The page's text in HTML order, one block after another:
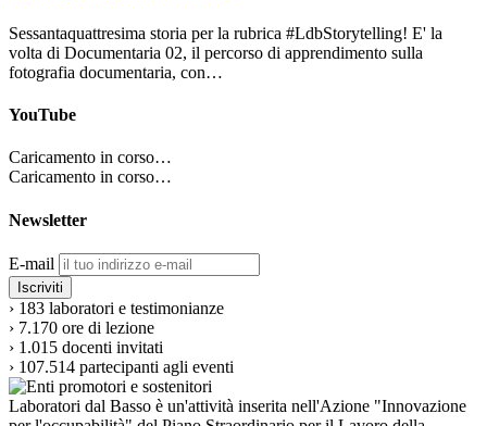
Sessantaquattresima storia per la rubrica #LdbStorytelling! E' la
volta di Documentaria 02, il percorso di apprendimento sulla
fotografia documentaria, con…
YouTube
Caricamento in corso…
Caricamento in corso…
Newsletter
E-mail
› 183 laboratori e testimonianze
› 7.170 ore di lezione
› 1.015 docenti invitati
› 107.514 partecipanti agli eventi
Laboratori dal Basso è un'attività inserita nell'Azione "Innovazione